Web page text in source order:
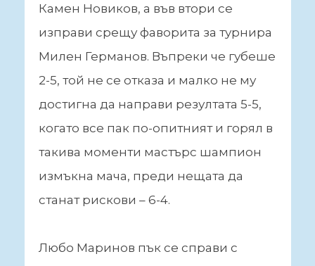
Камен Новиков, а във втори се
изправи срещу фаворита за турнира
Милен Германов. Въпреки че губеше
2-5, той не се отказа и малко не му
достигна да направи резултата 5-5,
когато все пак по-опитният и горял в
такива моменти мастърс шампион
измъкна мача, преди нещата да
станат рискови – 6-4.
Любо Маринов пък се справи с